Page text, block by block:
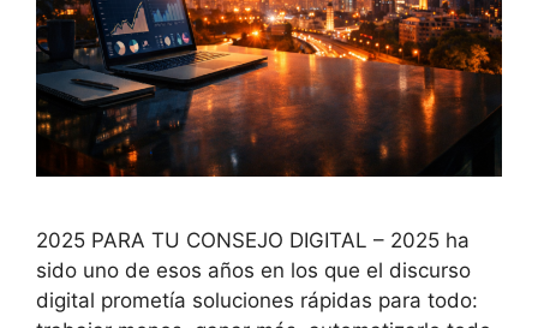
2025 PARA TU CONSEJO DIGITAL – 2025 ha
sido uno de esos años en los que el discurso
digital prometía soluciones rápidas para todo: